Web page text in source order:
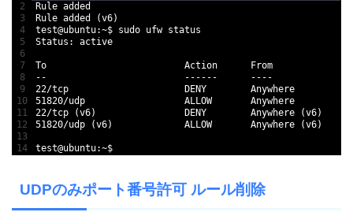
2
3
4
5
6
7
8
9
10
11
12
13
14
Rule added
Rule added (v6)
test@ubuntu:~$ sudo ufw status
Status : active
To Action
From
--
-- -- -- -- --
22/tcp DENY Anywhere
51820/udp ALLOW Anywhere
22/tcp (v6) DENY Anywhere (v6)
51820/udp (v6) ALLOW Anywhere (v6)
test@ubuntu:~$
UDPのみポート番号許可 ルール削除